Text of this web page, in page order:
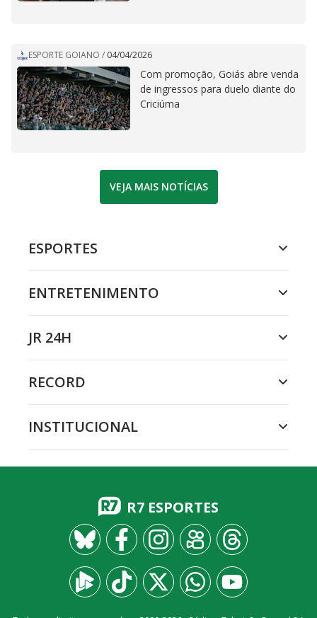
ESPORTE GOIANO / 04/04/2026
Com promoção, Goiás abre venda
de ingressos para duelo diante do
Criciúma
VEJA MAIS NOTÍCIAS
ESPORTES
ENTRETENIMENTO
JR 24H
RECORD
INSTITUCIONAL
R7 ESPORTES